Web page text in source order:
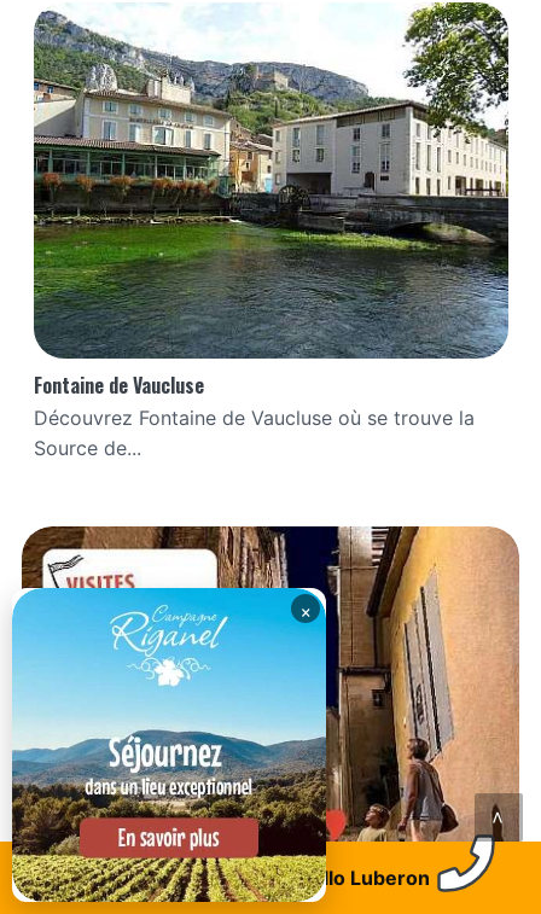
Fontaine de Vaucluse
Découvrez Fontaine de Vaucluse où se trouve la
Source de...
Trouvez un logement Allo Luberon
×
<